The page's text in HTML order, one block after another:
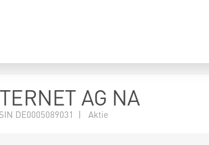
AG NA
DE0005089031 | Aktie